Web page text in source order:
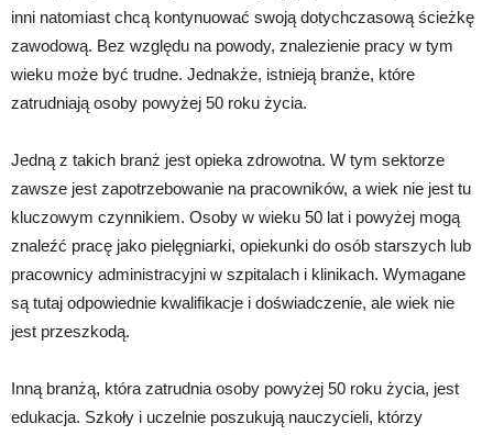
inni natomiast chcą kontynuować swoją dotychczasową ścieżkę
zawodową. Bez względu na powody, znalezienie pracy w tym
wieku może być trudne. Jednakże, istnieją branże, które
zatrudniają osoby powyżej 50 roku życia.
Jedną z takich branż jest opieka zdrowotna. W tym sektorze
zawsze jest zapotrzebowanie na pracowników, a wiek nie jest tu
kluczowym czynnikiem. Osoby w wieku 50 lat i powyżej mogą
znaleźć pracę jako pielęgniarki, opiekunki do osób starszych lub
pracownicy administracyjni w szpitalach i klinikach. Wymagane
są tutaj odpowiednie kwalifikacje i doświadczenie, ale wiek nie
jest przeszkodą.
Inną branżą, która zatrudnia osoby powyżej 50 roku życia, jest
edukacja. Szkoły i uczelnie poszukują nauczycieli, którzy